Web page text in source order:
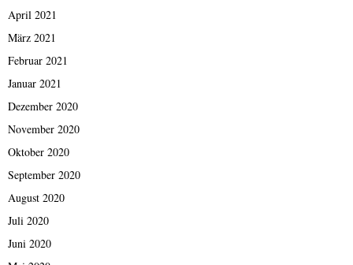
April 2021
März 2021
Februar 2021
Januar 2021
Dezember 2020
November 2020
Oktober 2020
September 2020
August 2020
Juli 2020
Juni 2020